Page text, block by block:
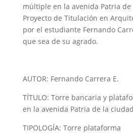
múltiple en la avenida Patria de
Proyecto de Titulación en
por el estudiante Fernando
que sea de su agrado.
AUTOR: Fernando Carrera E.
TÍTULO: Torre bancaria y
en la avenida Patria de la
TIPOLOGÍA: Torre plataforma